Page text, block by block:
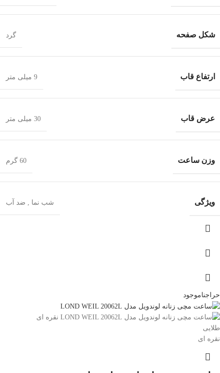
شکل صفحه گرد
ارتفاع قاب 9 میلی متر
عرض قاب 30 میلی متر
وزن ساعت 60 گرم
ویژگی شب‌ نما ضد آب
حراجناموجود
طلایی
نقره ای